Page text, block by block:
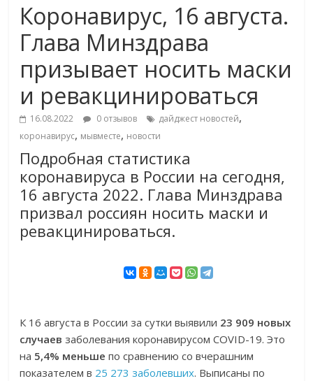
Коронавирус, 16 августа.
Глава Минздрава
призывает носить маски
и ревакцинироваться
16.08.2022 0 отзывов дайджест новостей,
коронавирус, мывместе, новости
Подробная статистика
коронавируса в России на сегодня,
16 августа 2022. Глава Минздрава
призвал россиян носить маски и
ревакцинироваться.
К 16 августа в России за сутки выявили 23 909 новых
случаев заболевания коронавирусом COVID-19. Это
на 5,4% меньше по сравнению со вчерашним
показателем в 25 273 заболевших. Выписаны по